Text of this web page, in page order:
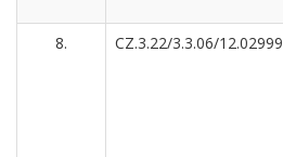
8.
CZ.3.22/3.3.06/12.02999